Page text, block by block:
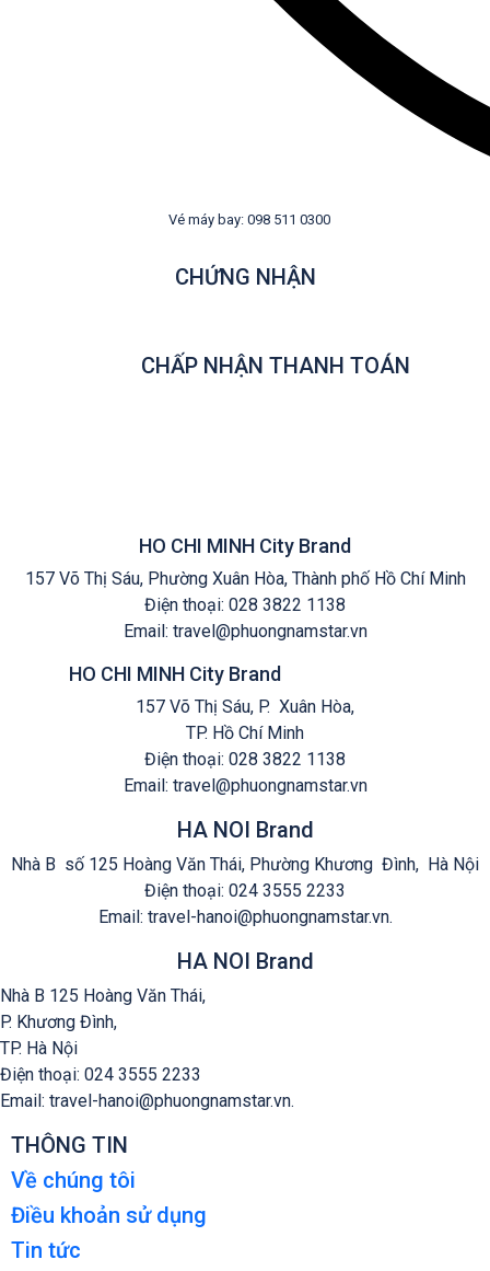
Vé máy bay: 098 511 0300
CHỨNG NHẬN
CHẤP NHẬN THANH TOÁN
HO CHI MINH City Brand
157 Võ Thị Sáu, Phường Xuân Hòa, Thành phố Hồ Chí Minh
Điện thoại: 028 3822 1138
Email: travel@phuongnamstar.vn
HO CHI MINH City Brand
157 Võ Thị Sáu, P. Xuân Hòa,
TP. Hồ Chí Minh
Điện thoại: 028 3822 1138
Email: travel@phuongnamstar.vn
HA NOI Brand
Nhà B số 125 Hoàng Văn Thái, Phường Khương Đình, Hà Nội
Điện thoại: 024 3555 2233
Email: travel-hanoi@phuongnamstar.vn.
HA NOI Brand
Nhà B 125 Hoàng Văn Thái,
P. Khương Đình,
TP. Hà Nội
Điện thoại: 024 3555 2233
Email: travel-hanoi@phuongnamstar.vn.
THÔNG TIN
Về chúng tôi
Điều khoản sử dụng
Tin tức